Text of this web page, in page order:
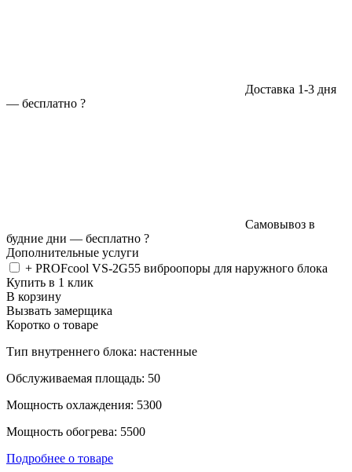
Доставка 1-3 дня
— бесплатно ?
Самовывоз в
будние дни — бесплатно ?
Дополнительные услуги
+ PROFcool VS-2G55 виброопоры для наружного блока
Купить в 1 клик
В корзину
Вызвать замерщика
Коротко о товаре
Тип внутреннего блока: настенные
Обслуживаемая площадь: 50
Мощность охлаждения: 5300
Мощность обогрева: 5500
Подробнее о товаре